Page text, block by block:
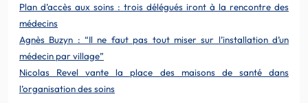
Plan d’accès aux soins : trois délégués iront à la rencontre des
médecins
Agnès Buzyn : “Il ne faut pas tout miser sur l’installation d’un
médecin par village”
Nicolas Revel vante la place des maisons de santé dans
l’organisation des soins